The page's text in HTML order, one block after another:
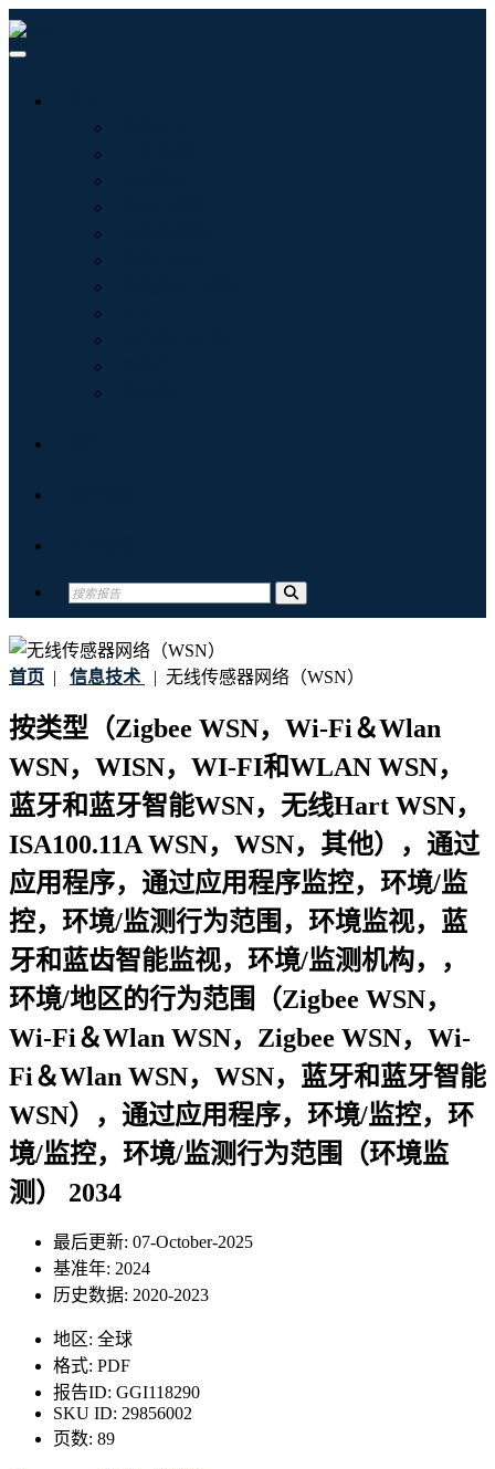
首页 | 信息技术 | 无线传感器网络（WSN）
按类型（Zigbee WSN，Wi-Fi＆Wlan
WSN，WISN，WI-FI和WLAN WSN，
蓝牙和蓝牙智能WSN，无线Hart WSN，
ISA100.11A WSN，WSN，其他），通过
应用程序，通过应用程序监控，环境/监
控，环境/监测行为范围，环境监视，蓝
牙和蓝齿智能监视，环境/监测机构，，
环境/地区的行为范围（Zigbee WSN，
Wi-Fi＆Wlan WSN，Zigbee WSN，Wi-
Fi＆Wlan WSN，WSN，蓝牙和蓝牙智能
WSN），通过应用程序，环境/监控，环
境/监控，环境/监测行为范围（环境监
测） 2034
最后更新: 07-October-2025
基准年: 2024
历史数据: 2020-2023
地区: 全球
格式: PDF
报告ID: GGI118290
SKU ID: 29856002
页数: 89